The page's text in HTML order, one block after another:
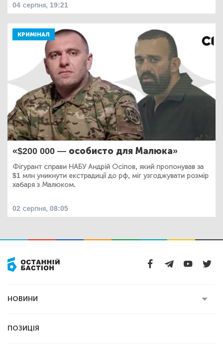
04 серпня, 19:21
КРИМІНАЛ
«$200 000 — особисто для Малюка»
Фігурант справи НАБУ Андрій Осіпов, який пропонував за
$1 млн уникнути екстрадиції до рф, міг узгоджувати розмір
хабаря з Малюком.
02 серпня, 08:05
НОВИНИ
ПОЗИЦІЯ